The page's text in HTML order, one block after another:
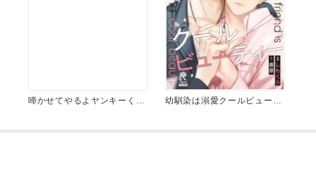
啼かせてやるよヤンキーくん
幼馴染は溺愛クールビューテ